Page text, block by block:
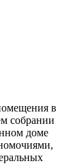
в
собрании
доме